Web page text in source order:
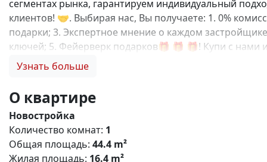
сегментах рынка, гарантируем индивидуальный
клиентов! 🤝. Выбирая нас, Вы получаете: 1. 0%
подарки; 3. Экспертное мнение о каждом
ключей; 5. Фейерверк подарков🎁 🎁 🎁! Купи с
квартал» — современный жилой комплекс
районе Симферополя с удобной транспортной
транспорта; - рядом — ключевые магистрали,
12 этажей (оптимальная плотность застройки). -
пространства, большие окна, функциональные
Дворы: без машин, озеленение, детские и
Узнать больше
О квартире
Новостройка
Количество комнат: 1
Общая площадь: 44.4 m²
Жилая площадь: 16.4 m²